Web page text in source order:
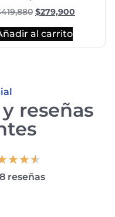
419,880 $279,900
al carrito
reseñas
★★★
reseñas